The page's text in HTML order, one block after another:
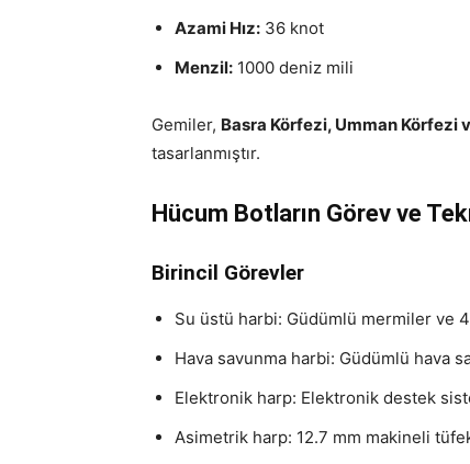
Azami Hız: 36 knot
Menzil: 1000 deniz mili
Gemiler, Basra Körfezi, Umman Körfezi
tasarlanmıştır.
Hücum Botların Görev ve
Birincil Görevler
Su üstü harbi: Güdümlü mermiler ve
Hava savunma harbi: Güdümlü hava
Elektronik harp: Elektronik destek
Asimetrik harp: 12.7 mm makineli